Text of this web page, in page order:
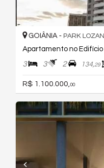
GOIÂNIA - PARK
Apartamento no Edifício
3 3 2 134,29
R$ 1.100.000, 00